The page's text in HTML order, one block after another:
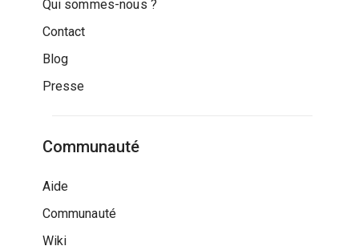
Qui sommes-nous ?
Contact
Blog
Presse
Communauté
Aide
Communauté
Wiki